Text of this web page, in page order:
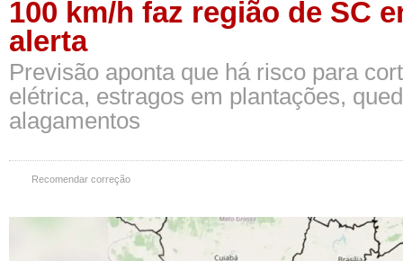
100 km/h faz região de SC
alerta
Previsão aponta que há risco para
elétrica, estragos em plantações,
alagamentos
Recomendar correção